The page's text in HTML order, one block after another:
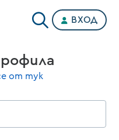
ВХОД
от тук